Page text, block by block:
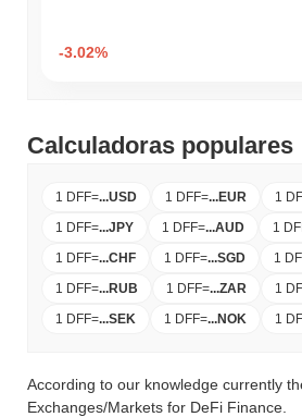
-3.02%
Calculadoras populares
1 DFF=...USD 1 DFF=...EUR 1
1 DFF=...JPY 1 DFF=...AUD 1
1 DFF=...CHF 1 DFF=...SGD 1
1 DFF=...RUB 1 DFF=...ZAR 1
1 DFF=...SEK 1 DFF=...NOK 1
According to our knowledge currently
Exchanges/Markets for DeFi Finance.